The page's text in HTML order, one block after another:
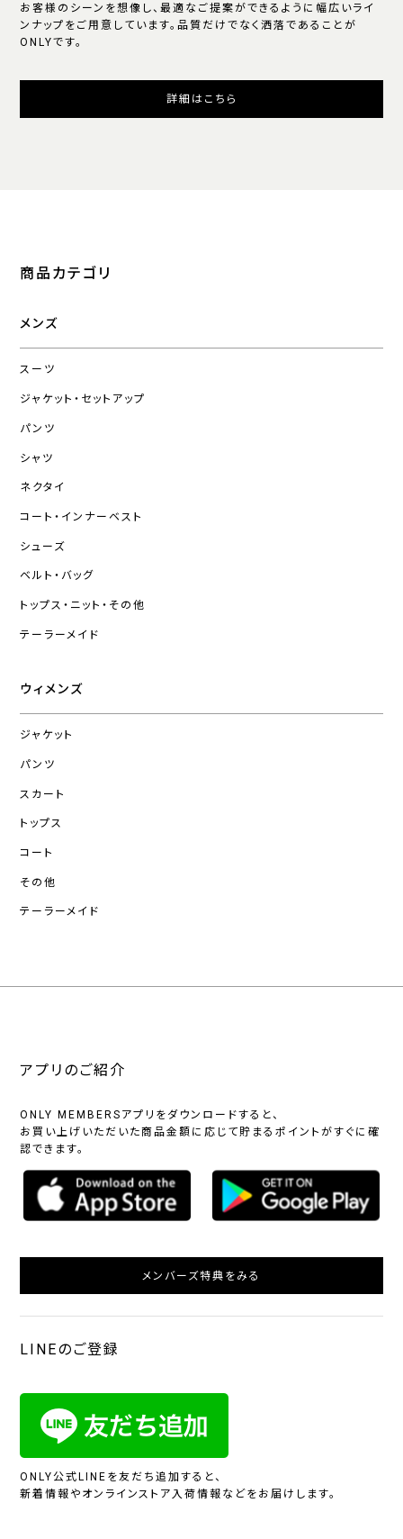
お客様のシーンを想像し、最適なご提案ができるように幅広いライ
ンナップをご用意しています。品質だけでなく洒落であることが
ONLYです。
詳細はこちら
商品カテゴリ
メンズ
スーツ
ジャケット・セットアップ
パンツ
シャツ
ネクタイ
コート・インナーベスト
シューズ
ベルト・バッグ
トップス・ニット・その他
テーラーメイド
ウィメンズ
ジャケット
パンツ
スカート
トップス
コート
その他
テーラーメイド
アプリのご紹介
ONLY MEMBERSアプリをダウンロードすると、
お買い上げいただいた商品金額に応じて貯まるポイントがすぐに確
認できます。
メンバーズ特典をみる
LINEのご登録
ONLY公式LINEを友だち追加すると、
新着情報やオンラインストア入荷情報などをお届けします。